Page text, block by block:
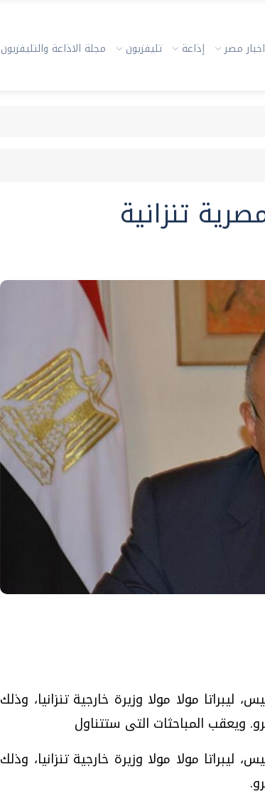
اخبار مصر إذاعة تليفزيون مجلة الاذاعة والتليفزيون
تنزانية
مولا مولا وزيرة خارجية تنزانيا، وذلك
ويعقب المباحثات التى ستتناول
مولا مولا وزيرة خارجية تنزانيا، وذلك
تحقيقات وحوارات